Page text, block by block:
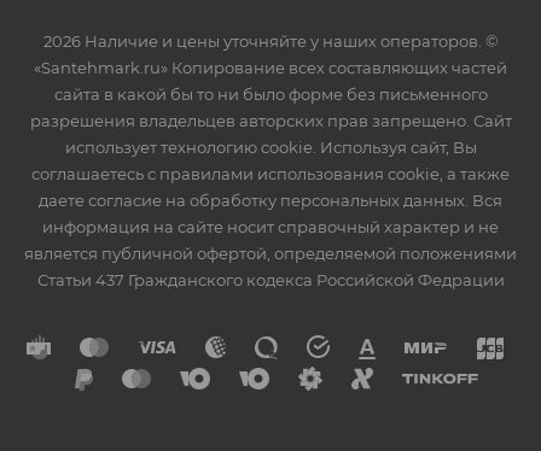
2026 Наличие и цены уточняйте у наших операторов. ©
«Santehmark.ru» Копирование всех составляющих частей
сайта в какой бы то ни было форме без письменного
разрешения владельцев авторских прав запрещено. Сайт
использует технологию cookie. Используя сайт, Вы
соглашаетесь с правилами использования cookie, а также
даете согласие на обработку персональных данных. Вся
информация на сайте носит справочный характер и не
является публичной офертой, определяемой положениями
Статьи 437 Гражданского кодекса Российской Федрации